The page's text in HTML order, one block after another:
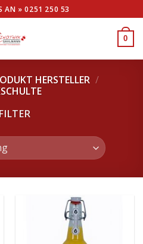
AN »0251 250 53
0
HERSTELLER /
FILTER